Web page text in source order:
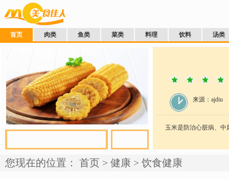
首页 肉类 鱼类 菜类 料理 饮料 汤类
来源：ajdiu
玉米是防治心脏病、
您现在的位置： 首页 > 健康 > 饮食健康